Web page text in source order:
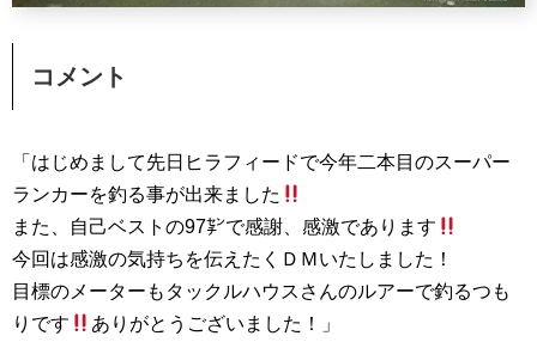
コメント
「はじめまして先日ヒラフィードで今年二本目のスーパー
ランカーを釣る事が出来ました
また、自己ベストの97㌢で感謝、感激であります
今回は感激の気持ちを伝えたくＤＭいたしました！
目標のメーターもタックルハウスさんのルアーで釣るつも
りです
ありがとうございました！」